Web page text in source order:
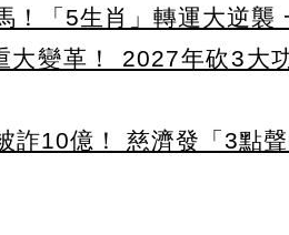
！「5生肖」轉運大逆襲
大變革！ 2027年砍3大
詐10億！ 慈濟發「3點